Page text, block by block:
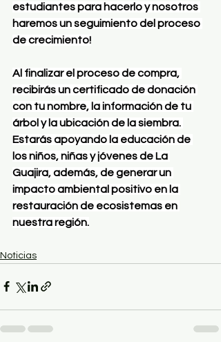
estudiantes para hacerlo y nosotros
haremos un seguimiento del proceso
de crecimiento!
Al finalizar el proceso de compra,
recibirás un certificado de donación
con tu nombre, la información de tu
árbol y la ubicación de la siembra.
Estarás apoyando la educación de
los niños, niñas y jóvenes de La
Guajira, además, de generar un
impacto ambiental positivo en la
restauración de ecosistemas en
nuestra región.
Noticias